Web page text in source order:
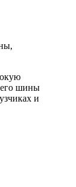
шины
и